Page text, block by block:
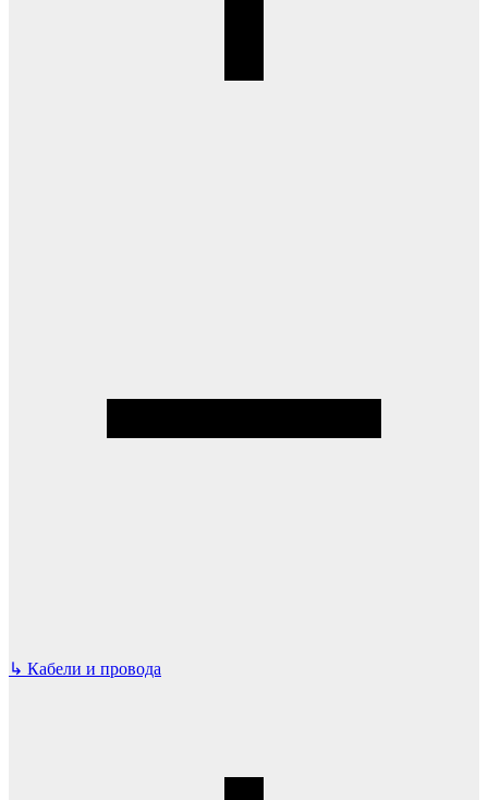
↳ Кабели и провода